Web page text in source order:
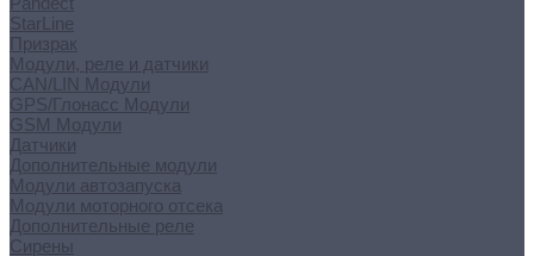
StarLine
Призрак
Модули, реле и датчики
CAN/LIN Модули
GPS/Глонасс Модули
GSM Модули
Датчики
Дополнительные модули
Модули автозапуска
Модули моторного отсека
Дополнительные реле
Сирены